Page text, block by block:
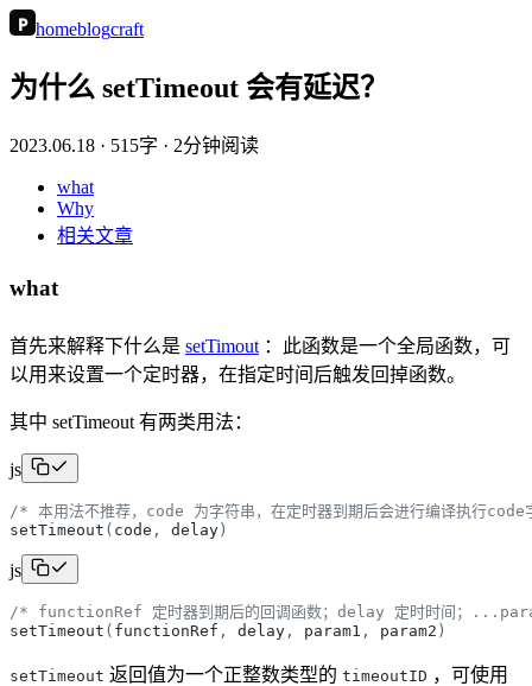
P homeblogcraft
为什么 setTimeout 会有延迟？
2023.06.18 · 515字 · 2分钟阅读
what
Why
相关文章
what
首先来解释下什么是 setTimout ：此函数是一个全局函数，可
以用来设置一个定时器，在指定时间后触发回掉函数。
其中 setTimeout 有两类用法：
js
/* 本用法不推荐，code 为字符串，在定时器到期后会进行编译执行
setTimeout ( code , delay)
js
/* functionRef 定时器到期后的回调函数；delay 定时时间；
setTimeout ( functionRef , delay , param1 , param2 )
setTimeout 返回值为一个正整数类型的 timeoutID ，可使用